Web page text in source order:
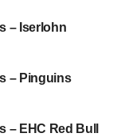
– Iserlohn
– Pinguins
– EHC Red Bull